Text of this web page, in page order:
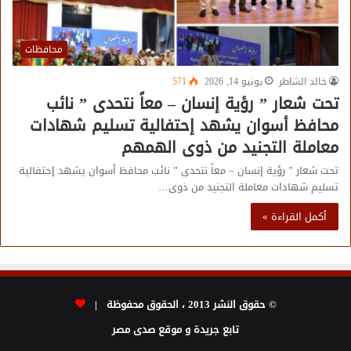
محافظات
خالد الشاطر
يونيو 14, 2026 571
تحت شعار ” رؤية إنسان – معاً نتحدى ” نائب
محافظ أسوان يشهد إحتفالية تسليم شهادات
معاملة التجنيد من ذوى الهمهم
تحت شعار ” رؤية إنسان – معاً نتحدى ” نائب محافظ أسوان يشهد إحتفالية
تسليم شهادات معاملة التجنيد من ذوى…
أكمل القراءة »
© حقوق النشر 2013 ، الحقوق محفوظة |
تابع جريدة و موقع صدى مصر